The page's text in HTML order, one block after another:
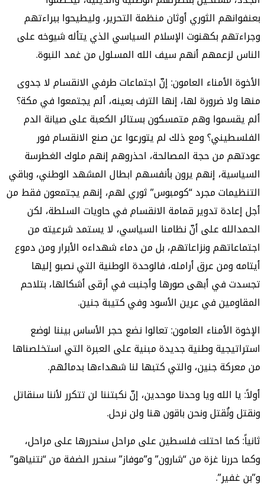
بعنفوانهم الثوري أوثان منظمة التحرير، وليطيحوا ببراءتهم
وجراءتهم بكهنوت الإسلام السياسي الذي يتأله شيوخه على
الناس لزعمهم أنهم سيف الله المسلول من غمد النبوة.
الأخوة الأمناء العامون: إنّ اجتماعات طرفي الانقسام لا جدوى
منها ولا ضرورة لها، إنها الترف بعينه، ألم يجتمعوا في مكة؟
ألم يقسموا وهم متمسكون بستائر الكعبة على صيانة الدم
الفلسطيني؟ ومع ذلك لم يتورعوا عن صنع الانقسام فور
عودتهم من حجة المصالحة، احذروهم إنهم ملوك الغطرسة
السياسية، إنهم يرون بأنفسهم ابطال المشهد الوطني، وباقي
التنظيمات مجرد “كومبوس” ثوري لهم، إنهم يجتمعون فقط من
أجل إعادة تدوير قمامة الانقسام في حاويات السلطة، لكن
الحمدالله على أنّ نظامنا السياسي، لا يستمد شرعيته من
اجتماعاتهم ونزاعاتهم، بل من دماء شهداءه الأبرار ومن دموع
أيتامه ومن عرق أرامله، فالوحدة الوطنية التي نصبو إليها
تجسدت في أبهى صورها وأجنبت في أرقى أشكالها، بتلاحم
المقاومين في عرين الأسود وفي كتيبة جنين.
الإخوة الأمناء العامون: تعالوا نضع حجر الأساس بيننا لوضع
استراتيجية وطنية جديدة مبنية على العبرة التي استخلصناها
من معركة جنين، والتي كتبها لنا شهداءها بدمائهم.
أولاً: يا الله ويا وحدنا موحدين، إنّ نكبتننا لن تتكرر لأننا سنقاتل
ونقتل ونُقتل ونحن باقون هنا ولن نرحل.
ثانياً: كما احتلت فلسطين على مراحل سنحررها على مراحل،
وكما حررنا غزة من “شارون” و”موفاز” سنحرر الضفة من “نتنياهو”
و”بن غفير”.